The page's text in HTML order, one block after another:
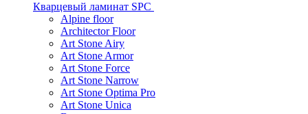
Кварцевый ламинат SPC
Alpine floor
Architector Floor
Art Stone Airy
Art Stone Armor
Art Stone Force
Art Stone Narrow
Art Stone Optima Pro
Art Stone Unica